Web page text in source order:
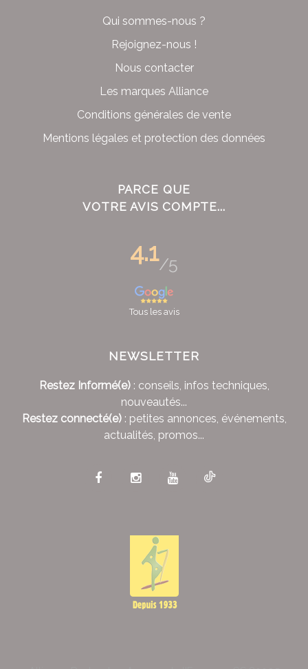
Qui sommes-nous ?
Rejoignez-nous !
Nous contacter
Les marques Alliance
Conditions générales de vente
Mentions légales et protection des données
PARCE QUE
VOTRE AVIS COMPTE...
4.1/5
Tous les avis
NEWSLETTER
Restez Informé(e): conseils, infos techniques,
nouveautés...
Restez connecté(e): petites annonces, événements,
actualités, promos...